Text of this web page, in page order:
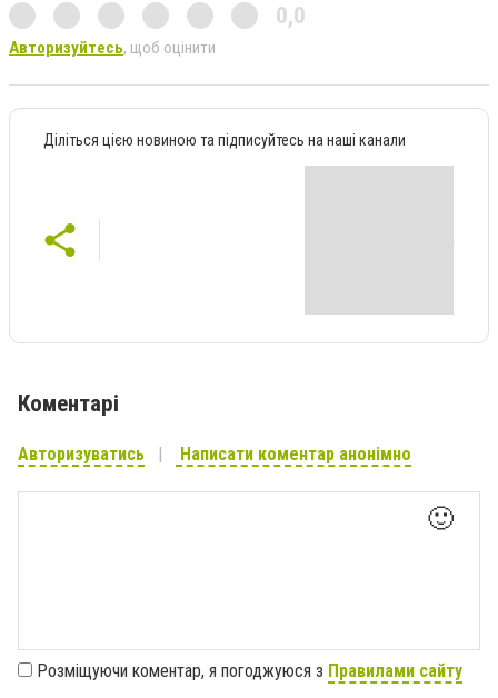
0,0
Авторизуйтесь, щоб оцінити
Діліться цією новиною та підписуйтесь на наші канали
Коментарі
Авторизуватись Написати коментар анонімно
🙂
Розміщуючи коментар, я погоджуюся з Правилами сайту